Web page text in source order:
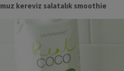
muz kereviz salatalık smoothie